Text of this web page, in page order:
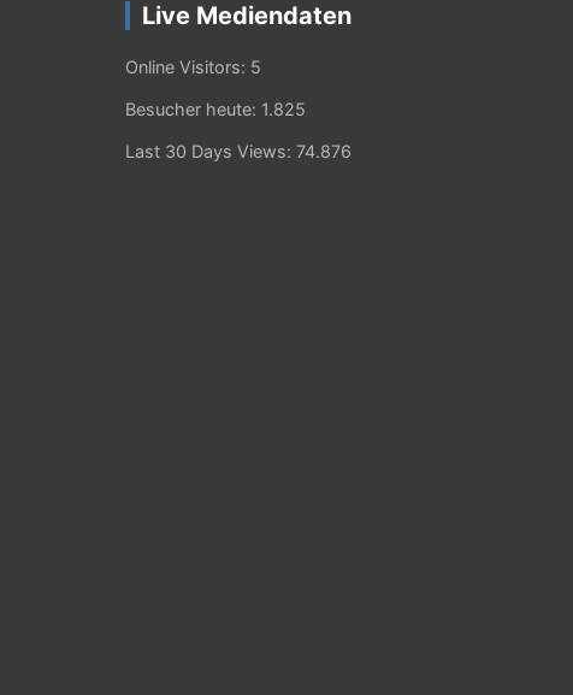
Live Mediendaten
Online Visitors: 5
Besucher heute: 1.825
Last 30 Days Views: 74.876